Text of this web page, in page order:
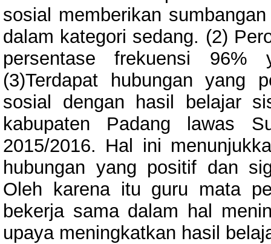
sosial memberikan
dalam kategori sedang. (2)
persentase frekuensi
(3)Terdapat hubungan yang
sosial dengan hasil belajar
kabupaten Padang lawas
2015/2016. Hal ini
hubungan yang positif dan
Oleh karena itu guru mata
bekerja sama dalam hal
upaya meningkatkan hasil